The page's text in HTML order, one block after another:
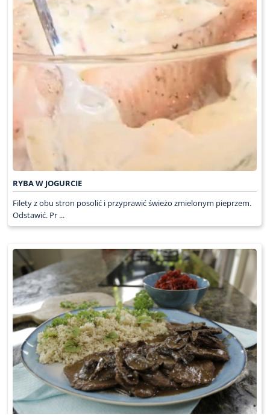
RYBA W JOGURCIE
Filety z obu stron posolić i przyprawić świeżo zmielonym pieprzem.
Odstawić. Pr ...